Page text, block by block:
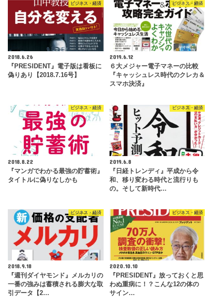
ビジネス・経済
2018.6.26
『PRESIDENT』電子版は看板に
偽りあり【2018.7.16号】
ビジネス・経済
2019.6.12
６大メジャー電子マネーの比較
『キャッシュレス時代のクレカ＆
スマホ決済』
ビジネス・経済
2018.8.22
『マンガでわかる最強の貯蓄術』
タイトルに偽りなしかも
ビジネス・経済
2019.6.8
『日経トレンディ』平成から令
和、移り変わる時代と流行りも
の。そして新時代…
ビジネス・経済
2018.9.18
『週刊ダイヤモンド』メルカリの
一番の強みは蓄積される膨大な取
引データ【2…
ビジネス・経済
2020.10.10
『PRESIDENT』放っておくと思
わぬ重病に！？こんな12の体の
サイン…